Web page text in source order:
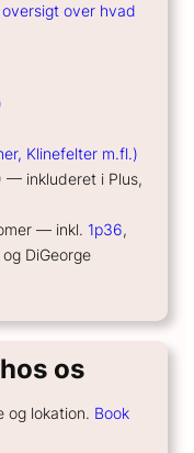
over hvad
Klinefelter m.fl.)
— inkluderet i Plus,
— inkl. 1p36,
og DiGeorge
os
lokation. Book